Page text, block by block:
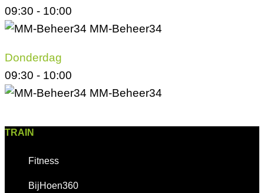
09:30 - 10:00
MM-Beheer34
Donderdag
09:30 - 10:00
MM-Beheer34
TRAIN
Fitness
BijHoen360